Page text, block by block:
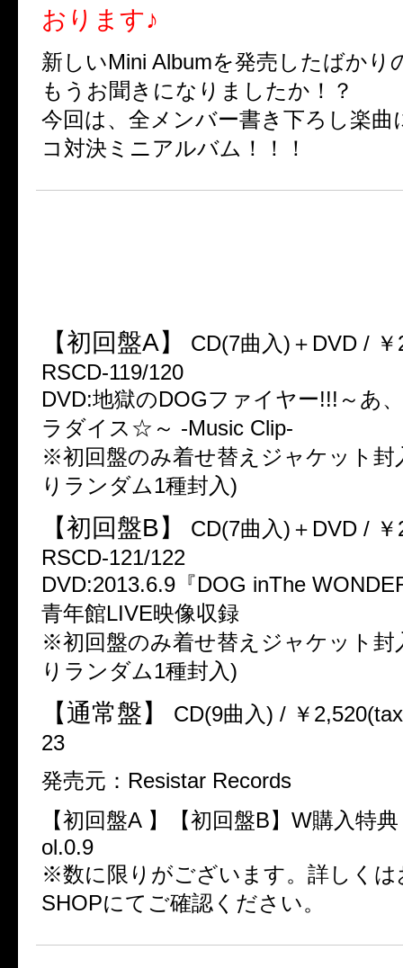
おります♪
新しいMini Albumを発売したばかり
もうお聞きになりましたか！？
今回は、全メンバー書き下ろし楽曲
コ対決ミニアルバム！！！
【初回盤A】
CD(7曲入)＋DVD /
RSCD-119/120
DVD:地獄のDOGファイヤー!!!～あ
ラダイス☆～ -Music Clip-
※初回盤のみ着せ替えジャケット封
りランダム1種封入)
【初回盤B】
CD(7曲入)＋DVD /
RSCD-121/122
DVD:2013.6.9『DOG inThe
青年館LIVE映像収録
※初回盤のみ着せ替えジャケット封
りランダム1種封入)
【通常盤】
CD(9曲入) / ￥
23
発売元：Resistar Records
【初回盤A 】【初回盤B】W購入特
ol.0.9
※数に限りがございます。詳しくは
SHOPにてご確認ください。